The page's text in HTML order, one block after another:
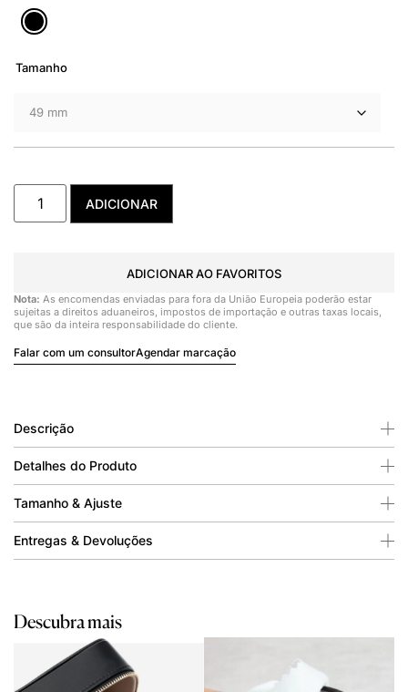
Tamanho
ADICIONAR
ADICIONAR AO FAVORITOS
Nota: As encomendas enviadas para fora da União Europeia poderão estar
sujeitas a direitos aduaneiros, impostos de importação e outras taxas locais,
que são da inteira responsabilidade do cliente.
Falar com um consultorAgendar marcação
Descrição
Detalhes do Produto
Tamanho & Ajuste
Entregas & Devoluções
Descubra mais